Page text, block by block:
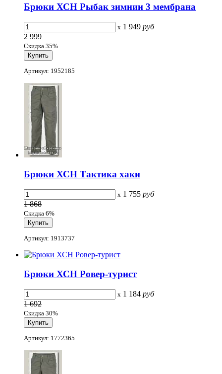
Брюки ХСН Рыбак зимнии 3 мембрана
x 1 949 руб
2 999
Скидка 35%
Артикул: 1952185
Брюки ХСН Тактика хаки
x 1 755 руб
1 868
Скидка 6%
Артикул: 1913737
Брюки ХСН Ровер-турист
x 1 184 руб
1 692
Скидка 30%
Артикул: 1772365